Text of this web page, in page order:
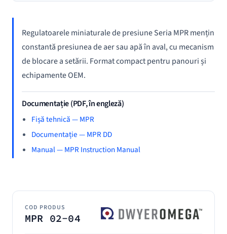
COD PRODUS
MPR 02-04
Regulatoarele miniaturale de presiune Seria MPR mențin
constantă presiunea de aer sau apă în aval, cu mecanism
de blocare a setării. Format compact pentru panouri și
echipamente OEM.
Documentație (PDF, în engleză)
Fișă tehnică — MPR
Documentație — MPR DD
Manual — MPR Instruction Manual